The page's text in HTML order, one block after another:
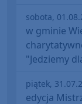
sobota,
w gminie
"Jedziemy
piątek,
edycja